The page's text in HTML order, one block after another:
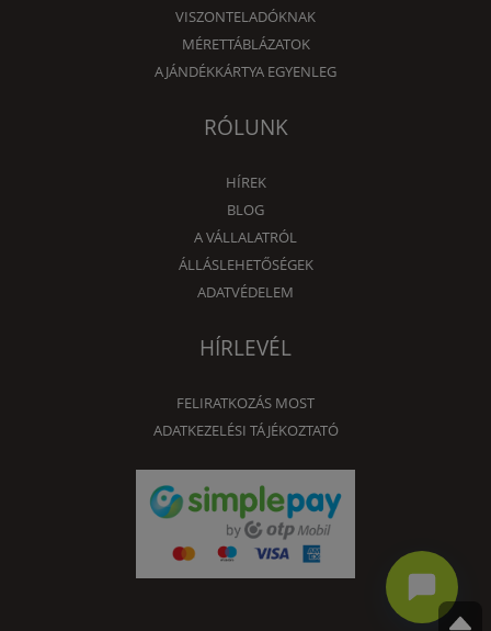
VISZONTELADÓKNAK
MÉRETTÁBLÁZATOK
AJÁNDÉKKÁRTYA EGYENLEG
RÓLUNK
HÍREK
BLOG
A VÁLLALATRÓL
ÁLLÁSLEHETŐSÉGEK
ADATVÉDELEM
HÍRLEVÉL
FELIRATKOZÁS MOST
ADATKEZELÉSI TÁJÉKOZTATÓ